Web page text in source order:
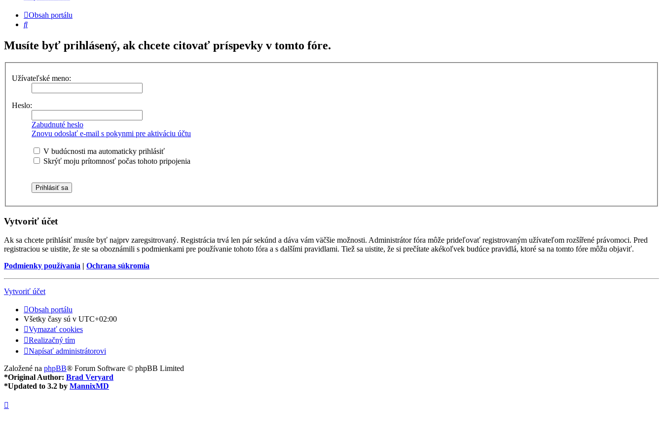
Obsah portálu
Hľadať
Musíte byť prihlásený, ak chcete citovať príspevky v tomto fóre.
Užívateľské meno:
Heslo:
Zabudnuté heslo
Znovu odoslať e-mail s pokynmi pre aktiváciu účtu
V budúcnosti ma automaticky prihlásiť
Skrýť moju prítomnosť počas tohoto pripojenia
Vytvoriť účet
Ak sa chcete prihlásiť musíte byť najprv zaregsitrovaný. Registrácia trvá len pár sekúnd a dáva vám väčšie možnosti. Administrátor fóra môže prideľovať registrovaným užívateľom rozšířené právomoci. Pred
registraciou se uistite, že ste sa oboznámili s podmienkami pre používanie tohoto fóra a s dalšími pravidlami. Tiež sa uistite, že si prečítate akékoľvek budúce pravidlá, ktoré sa na tomto fóre môžu objaviť.
Podmienky používania | Ochrana súkromia
Vytvoriť účet
Obsah portálu
Všetky časy sú v UTC+02:00
Vymazať cookies
Realizačný tím
Napísať administrátorovi
Založené na phpBB® Forum Software © phpBB Limited
*Original Author: Brad Veryard
*Updated to 3.2 by MannixMD